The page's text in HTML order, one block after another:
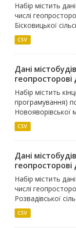
Набір містить
числі
Бісковицької
CSV
Дані
геопросторові
Набір містить
програмування)
Новояворівської
CSV
Дані
геопросторові
Набір містить
числі
Розвадівської
CSV